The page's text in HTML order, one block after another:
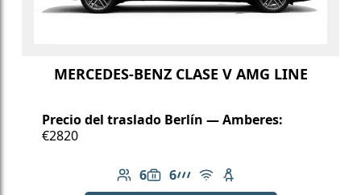
MERCEDES-BENZ CLASE V AMG LINE
Precio del traslado Berlín — Amberes:
€2820
6
Número de pasajeros: 6
6
Capacidad de equipaje: 6
Línea AMG
Wi-Fi gratuito
Asiento infantil